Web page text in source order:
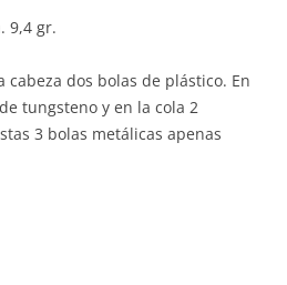
9,4 gr.
cabeza dos bolas de plástico. En
tungsteno y en la cola 2
3 bolas metálicas apenas